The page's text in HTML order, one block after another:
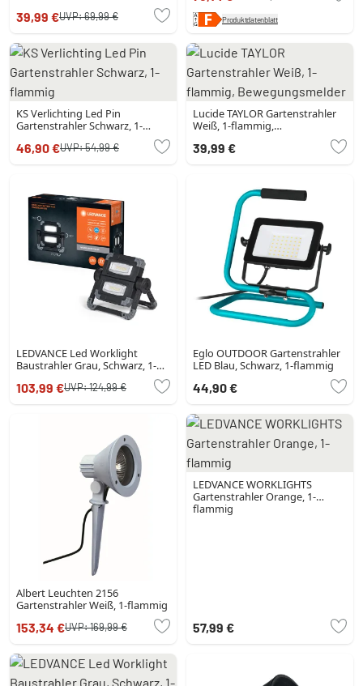
39,99 €UVP:69,99 € Produktdatenblatt
KS Verlichting Led Pin
Gartenstrahler Schwarz, 1-
46,90 €UVP:54,99 €
Lucide TAYLOR Gartenstrahler
Weiß, 1-flammig,
39,99 €
LEDVANCE Led Worklight
Baustrahler Grau, Schwarz, 1-
103,99 €UVP:124,99 €
Eglo OUTDOOR Gartenstrahler
LED Blau, Schwarz, 1-flammig
44,90 €
Albert Leuchten 2156
Gartenstrahler Weiß, 1-flammig
153,34 €UVP:169,99 €
LEDVANCE WORKLIGHTS
Gartenstrahler Orange, 1-
flammig
57,99 €